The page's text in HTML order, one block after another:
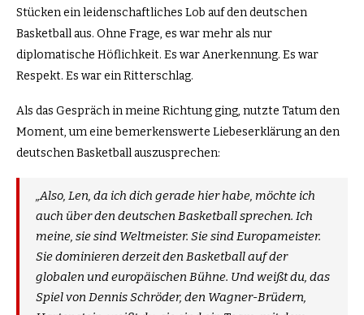
Stücken ein leidenschaftliches Lob auf den deutschen
Basketball aus. Ohne Frage, es war mehr als nur
diplomatische Höflichkeit. Es war Anerkennung. Es war
Respekt. Es war ein Ritterschlag.
Als das Gespräch in meine Richtung ging, nutzte Tatum den
Moment, um eine bemerkenswerte Liebeserklärung an den
deutschen Basketball auszusprechen:
„Also, Len, da ich dich gerade hier habe, möchte ich
auch über den deutschen Basketball sprechen. Ich
meine, sie sind Weltmeister. Sie sind Europameister.
Sie dominieren derzeit den Basketball auf der
globalen und europäischen Bühne. Und weißt du, das
Spiel von Dennis Schröder, den Wagner-Brüdern,